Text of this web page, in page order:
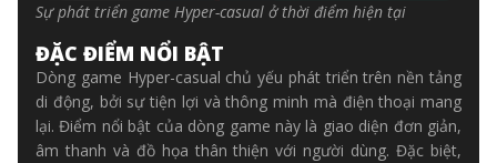
Sự phát triển game Hyper-casual ở thời điểm hiện tại
ĐẶC ĐIỂM NỔI BẬT
Dòng game Hyper-casual chủ yếu phát triển trên nền tảng
di động, bởi sự tiện lợi và thông minh mà điện thoại mang
lại. Điểm nổi bật của dòng game này là giao diện đơn giản,
âm thanh và đồ họa thân thiện với người dùng. Đặc biệt,